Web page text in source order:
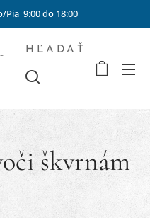
Pia 9:00 do 18:00
HĽADAŤ
škvrnám